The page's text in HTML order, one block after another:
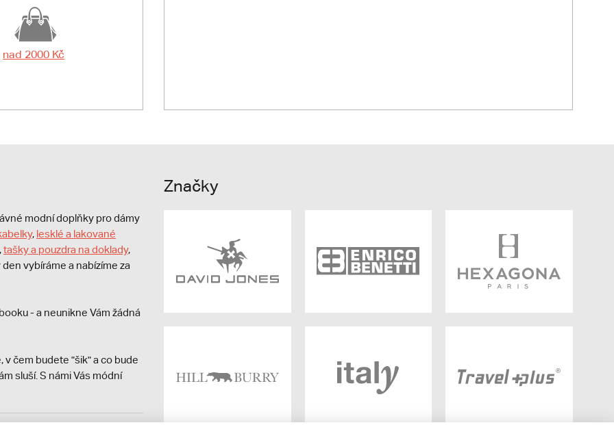
nad 2000 Kč
modní doplňky pro dámy
, lesklé a lakované
,tašky a pouzdra na doklady,
vybíráme a nabízíme za
- a neunikne Vám žádná
v čem budete "šik" a co bude
sluší. S námi Vás módní
Značky